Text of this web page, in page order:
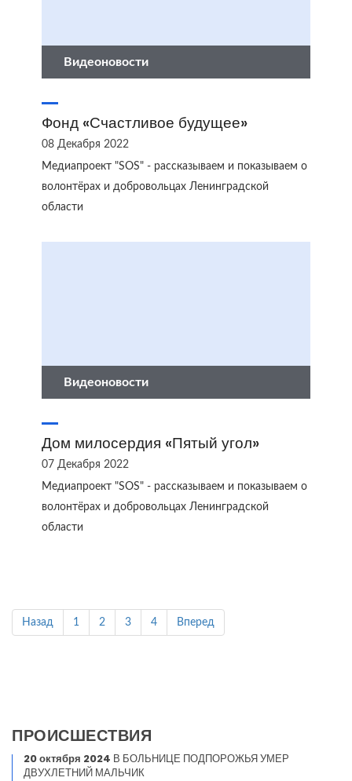
Видеоновости
Фонд «Счастливое будущее»
08 Декабря 2022
Медиапроект "SOS" - рассказываем и показываем о
волонтёрах и добровольцах Ленинградской
области
Видеоновости
Дом милосердия «Пятый угол»
07 Декабря 2022
Медиапроект "SOS" - рассказываем и показываем о
волонтёрах и добровольцах Ленинградской
области
Назад 1 2 3 4 Вперед
ПРОИСШЕСТВИЯ
20 октября 2024 В БОЛЬНИЦЕ ПОДПОРОЖЬЯ УМЕР
ДВУХЛЕТНИЙ МАЛЬЧИК